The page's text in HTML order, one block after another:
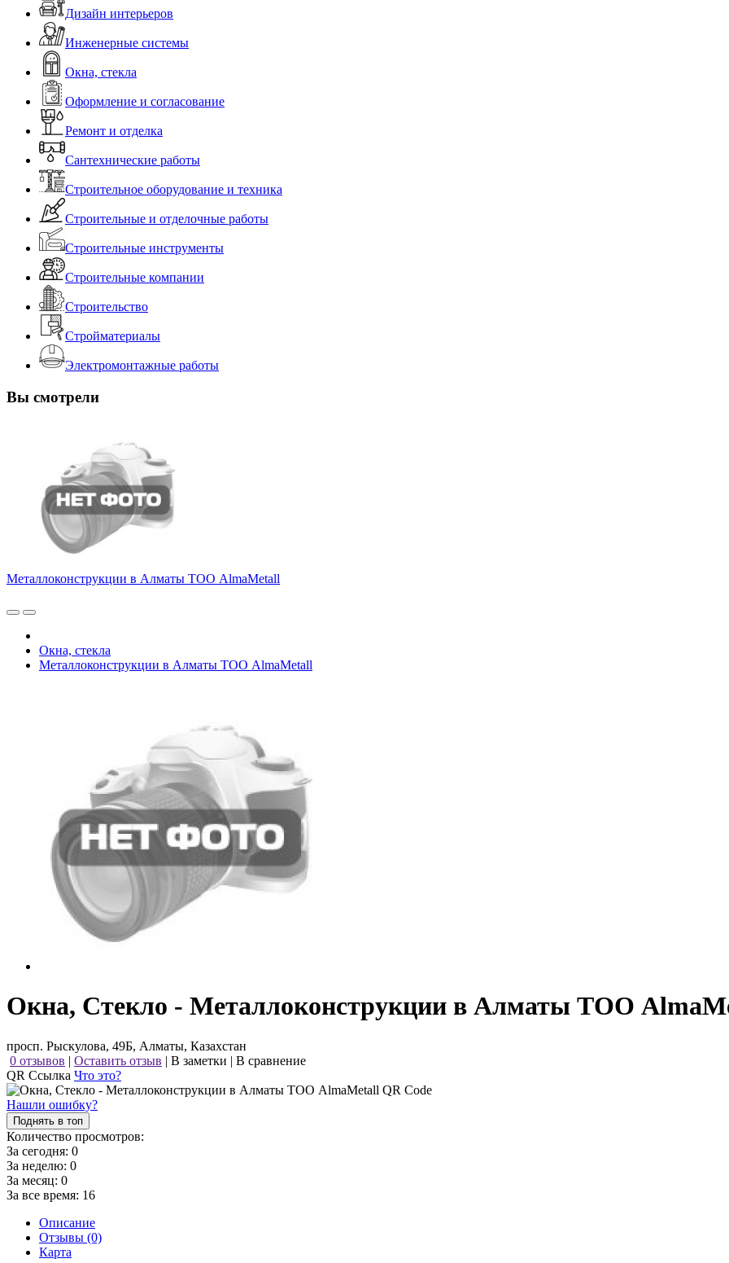
Дизайн интерьеров
Инженерные системы
Окна, стекла
Оформление и согласование
Ремонт и отделка
Сантехнические работы
Строительное оборудование и техника
Строительные и отделочные работы
Строительные инструменты
Строительные компании
Строительство
Стройматериалы
Электромонтажные работы
Вы смотрели
Металлоконструкции в Алматы ТОО AlmaMetall
Окна, стекла
Металлоконструкции в Алматы ТОО AlmaMetall
Окна, Стекло - Металлоконструкции в Алматы ТОО
просп. Рыскулова, 49Б, Алматы, Казахстан
0 отзывов | Оставить отзыв | В заметки | В сравнение
QR Ссылка Что это?
Нашли ошибку?
Поднять в топ
Количество просмотров:
За сегодня: 0
За неделю: 0
За месяц: 0
За все время: 16
Описание
Отзывы (0)
Карта